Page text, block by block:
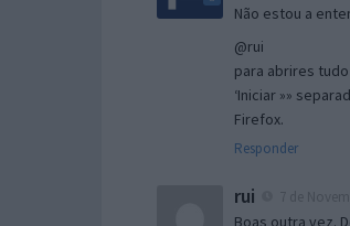
Não estou a
@rui
para abrires
‘Iniciar »»
Firefox.
Responder
rui
Boas outra vez.